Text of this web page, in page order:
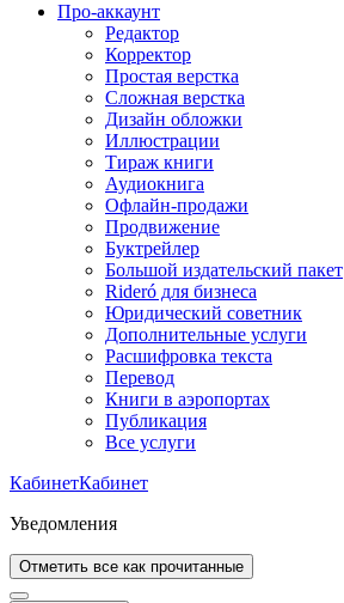
Про-аккаунт
Редактор
Корректор
Простая верстка
Сложная верстка
Дизайн обложки
Иллюстрации
Тираж книги
Аудиокнига
Офлайн-продажи
Продвижение
Буктрейлер
Большой издательский пакет
Rideró для бизнеса
Юридический советник
Дополнительные услуги
Расшифровка текста
Перевод
Книги в аэропортах
Публикация
Все услуги
КабинетКабинет
Уведомления
Отметить все как прочитанные